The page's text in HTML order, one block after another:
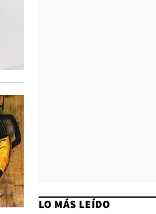
LO MÁS LEÍDO